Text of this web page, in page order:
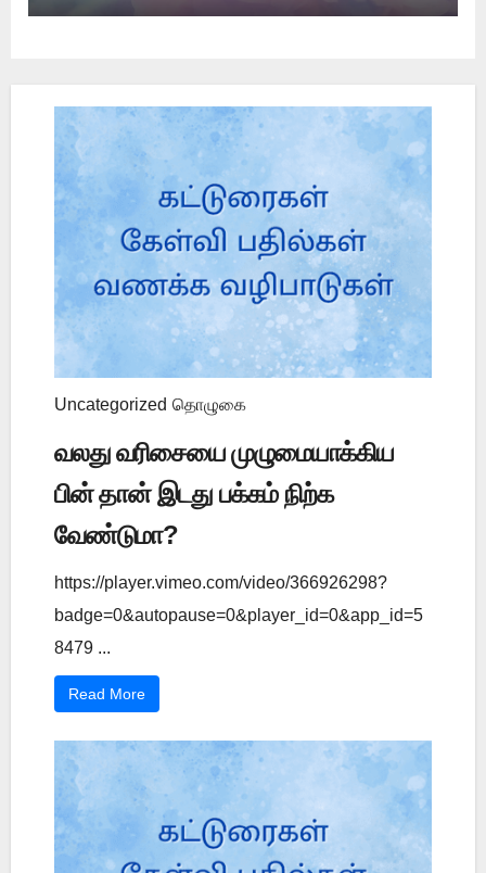
Uncategorized தொழுகை
வலது வரிசையை முழுமையாக்கிய
பின் தான் இடது பக்கம் நிற்க
வேண்டுமா?
https://player.vimeo.com/video/366926298?
badge=0&autopause=0&player_id=0&app_id=5
8479 ...
Read More